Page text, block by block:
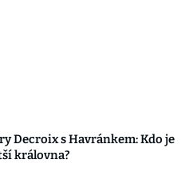
Decroix s Havránkem: Kdo je
královna?